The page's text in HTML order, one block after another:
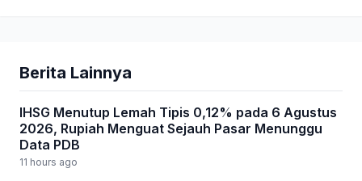
Berita Lainnya
IHSG Menutup Lemah Tipis 0,12% pada 6 Agustus
2026, Rupiah Menguat Sejauh Pasar Menunggu
Data PDB
11 hours ago